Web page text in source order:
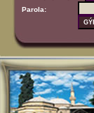
Parola: